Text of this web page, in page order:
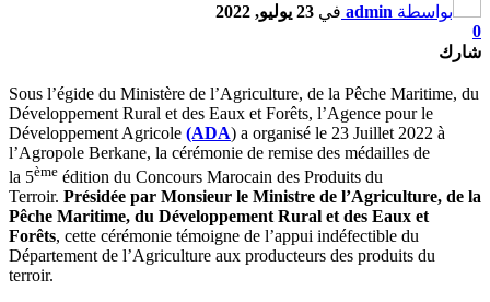
بواسطة admin في 23 يوليو, 2022
0
شارك
Sous l’égide du Ministère de l’Agriculture, de la Pêche Maritime, du
Développement Rural et des Eaux et Forêts, l’Agence pour le
Développement Agricole (ADA) a organisé le 23 Juillet 2022 à
l’Agropole Berkane, la cérémonie de remise des médailles de
la 5ème édition du Concours Marocain des Produits du
Terroir. Présidée par Monsieur le Ministre de l’Agriculture, de la
Pêche Maritime, du Développement Rural et des Eaux et
Forêts, cette cérémonie témoigne de l’appui indéfectible du
Département de l’Agriculture aux producteurs des produits du
terroir.